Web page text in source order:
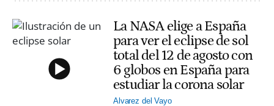
La NASA elige a España
para ver el eclipse de sol
total del 12 de agosto con
6 globos en España para
estudiar la corona solar
Alvarez del Vayo